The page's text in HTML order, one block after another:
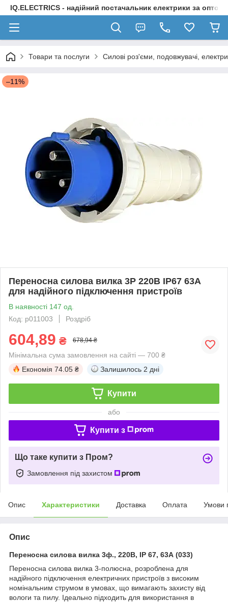
IQ.ELECTRICS - надійний постачальник електрики за
Товари та послуги Силові роз'єми, подовжувачі,
–11%
Переносна силова вилка 3P 220В IP67 63А
для надійного підключення пристроїв
В наявності 147 од.
Код: p011003
Роздріб
604,89 ₴ 678,94 ₴
Мінімальна сума замовлення на сайті — 700 ₴
Економія 74.05 ₴ Залишилось 2 дні
Купити
або
Купити з
Що таке купити з Пром?
Замовлення під захистом
Опис Характеристики Доставка Оплата Умови
Опис
Переносна силова вилка 3ф., 220В, IP 67, 63А (033)
Переносна силова вилка 3-полюсна, розроблена для
надійного підключення електричних пристроїв з високим
номінальним струмом в умовах, що вимагають захисту від
вологи та пилу. Ідеально підходить для використання в